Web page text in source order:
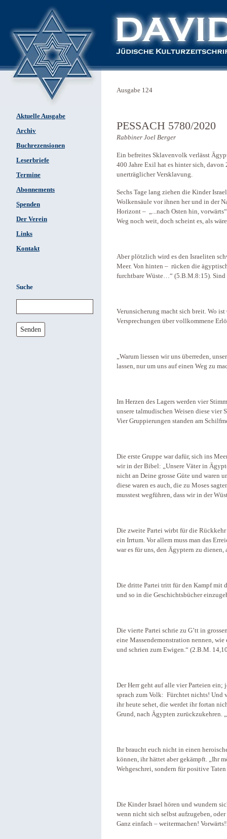
Aktuelle Ausgabe
Archiv
Buchrezensionen
Leserbriefe
Termine
Abonnements
Spenden
Der Verein
Links
Kontakt
Suche
Senden
Ausgabe 124
PESSACH 5780/2020
Rabbiner Joel Berger
Ein befreites Sklavenvolk verlässt
400 Jahre Exil hat es hinter sich, davon
unerträglicher Versklavung.
Sechs Tage lang ziehen die Kinder
Wolkensäule vor ihnen her und in der
Horizont – „...nach Osten hin,
Weg noch weit, doch scheint es, als
Aber plötzlich wird es den Israeliten
Meer. Von hinten – rücken die
furchtbare Wüste…“ (5.B.M.8:15). Sind
Verunsicherung macht sich breit. Wo
Versprechungen über vollkommene
„Warum liessen wir uns überreden,
lassen, nur um uns auf einen Weg zu
Im Herzen des Lagers werden vier
unsere talmudischen Weisen diese vier
Vier Gruppierungen standen am
Die erste Gruppe war dafür, sich ins
wir in der Bibel: „Unsere Väter in
nicht an Deine grosse Güte und waren
diese waren es auch, die zu Moses
musstest wegführen, dass wir in der
Die zweite Partei wirbt für die Rückkehr
ein Irrtum. Vor allem muss man das
war es für uns, den Ägyptern zu
Die dritte Partei tritt für den Kampf mit
und so in die Geschichtsbücher
Die vierte Partei schrie zu G’tt in
eine Massendemonstration nennen,
und schrien zum Ewigen.“ (2.B.M.
Der Herr geht auf alle vier Parteien ein;
sprach zum Volk: Fürchtet nichts! Und
ihr heute sehet, die werdet ihr fortan
Grund, nach Ägypten zurückzukehren.
Ihr braucht euch nicht in einen
können, ihr hättet aber gekämpft. „Ihr
Wehgeschrei, sondern für positive Taten
Die Kinder Israel hören und wundern
wenn nicht sich selbst aufzugeben,
Ganz einfach – weitermachen!